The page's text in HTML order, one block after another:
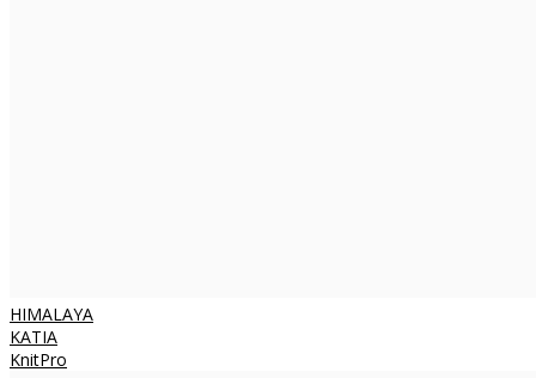
HIMALAYA
KATIA
KnitPro